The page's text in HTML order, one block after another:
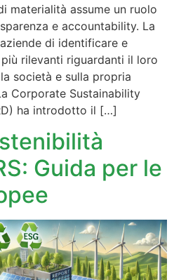
materialità assume un ruolo
e accountability. La
di identificare e
rilevanti riguardanti il loro
società e sulla propria
Corporate Sustainability
ha introdotto il […]
Guida per le